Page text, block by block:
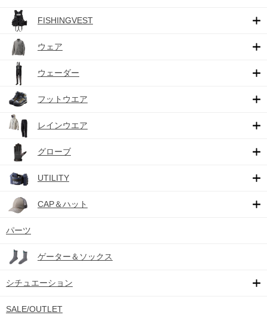
FISHINGVEST
ウェア
ウェーダー
フットウエア
レインウエア
グローブ
UTILITY
CAP＆ハット
パーツ
ゲーター＆ソックス
シチュエーション
SALE/OUTLET